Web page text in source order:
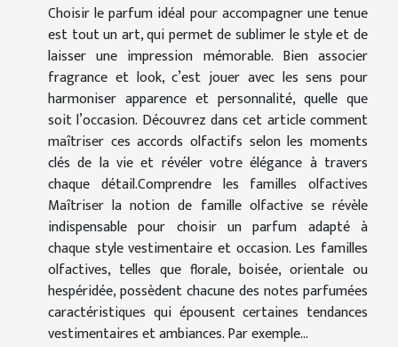
Choisir le parfum idéal pour accompagner une tenue
est tout un art, qui permet de sublimer le style et de
laisser une impression mémorable. Bien associer
fragrance et look, c’est jouer avec les sens pour
harmoniser apparence et personnalité, quelle que
soit l’occasion. Découvrez dans cet article comment
maîtriser ces accords olfactifs selon les moments
clés de la vie et révéler votre élégance à travers
chaque détail.Comprendre les familles olfactives
Maîtriser la notion de famille olfactive se révèle
indispensable pour choisir un parfum adapté à
chaque style vestimentaire et occasion. Les familles
olfactives, telles que florale, boisée, orientale ou
hespéridée, possèdent chacune des notes parfumées
caractéristiques qui épousent certaines tendances
vestimentaires et ambiances. Par exemple...